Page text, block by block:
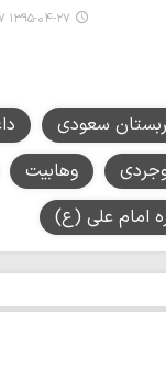
۱۳۹۵-۰۴-۲۷ ۱۲:۴۷
سعودی
وهابیت
امام علی (ع)